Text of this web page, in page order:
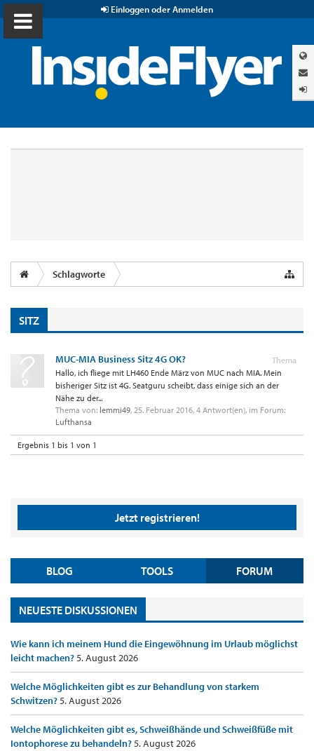
Einloggen oder Anmelden
Schlagworte
SITZ
Thema
MUC-MIA Business Sitz 4G OK?
Hallo, ich fliege mit LH460 Ende März von MUC nach MIA. Mein
bisheriger Sitz ist 4G. Seatguru scheibt, dass einige sich an der
Nähe zu der...
Thema von: lemmi49, 25. Februar 2016, 4 Antwort(en), im Forum:
Lufthansa
Ergebnis 1 bis 1 von 1
Jetzt registrieren!
BLOG TOOLS FORUM
NEUESTE DISKUSSIONEN
Wie kann ich meinem Hund die Eingewöhnung im Urlaub möglichst
leicht machen?5. August 2026
Welche Möglichkeiten gibt es zur Behandlung von starkem
Schwitzen?5. August 2026
Welche Möglichkeiten gibt es, Schweißhände und Schweißfüße mit
Iontophorese zu behandeln?5. August 2026